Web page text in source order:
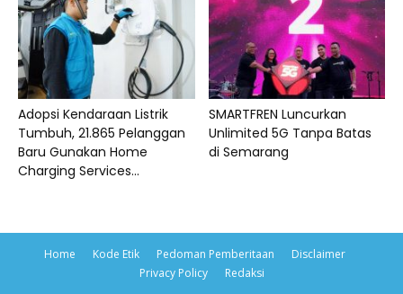
Adopsi Kendaraan Listrik
Tumbuh, 21.865 Pelanggan
Baru Gunakan Home
Charging Services...
SMARTFREN Luncurkan
Unlimited 5G Tanpa Batas
di Semarang
Home Kode Etik Pedoman Pemberitaan
Disclaimer
Privacy Policy
Redaksi